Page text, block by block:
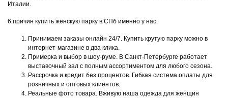
Италии.
6 причин купить женскую парку в СПб именно у нас.
Принимаем заказы онлайн 24/7. Купить крутую парку можно в
интернет-магазине в два клика.
Примерка и выбор в шоу-руме. В Санкт-Петербурге работает
выставочный зал с полным ассортиментом для любого сезона.
Рассрочка и кредит без процентов. Гибкая система оплаты для
розничных и оптовых клиентов.
Реальные фото товара. Вживую наша одежда для женщин